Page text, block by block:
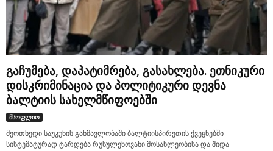
გაჩუმება, დაპატიმრება, გასახლება. ეთნიკური
დისკრიმინაცია და პოლიტიკური დევნა
ბალტიის სახელმწიფოებში
მსოფლიო
მეოთხედი საუკუნის განმავლობაში ბალტიისპირეთის ქვეყნებში
სისტემატურად ტარდება რუსულენოვანი მოსახლეობისა და შიდა